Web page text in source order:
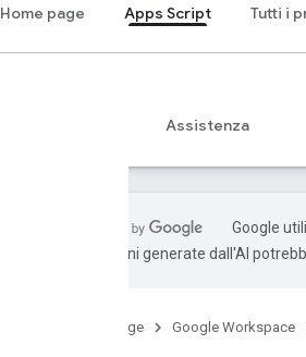
Home page Apps Script Tutti i
Assistenza
Google
traduzioni generate dall'AI
Home page Google Workspace